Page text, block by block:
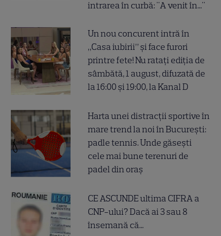
intrarea în curbă: "A venit în..."
Un nou concurent intră în
„Casa iubirii” și face furori
printre fete! Nu ratați ediția de
sâmbătă, 1 august, difuzată de
la 16:00 și 19:00, la Kanal D
Harta unei distracții sportive în
mare trend la noi în București:
padle tennis. Unde găsești
cele mai bune terenuri de
padel din oraș
CE ASCUNDE ultima CIFRA a
CNP-ului? Dacă ai 3 sau 8
însemană că...